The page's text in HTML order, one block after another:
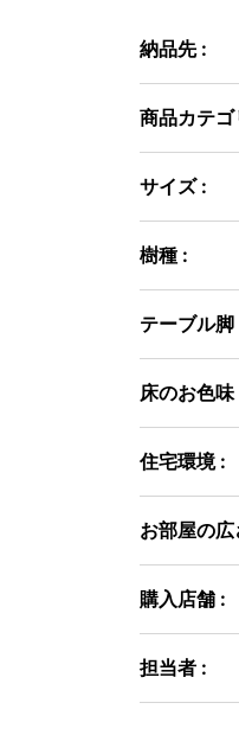
納品先 :
商品カテゴ
サイズ :
樹種 :
テーブル脚
床のお色味
住宅環境 :
お部屋の広
購入店舗 :
担当者 :